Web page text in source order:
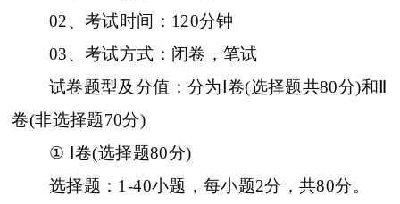
02、考试时间：120分钟
03、考试方式：闭卷，笔试
试卷题型及分值：分为Ⅰ卷(选择题共80分)和Ⅱ
卷(非选择题70分)
① Ⅰ卷(选择题80分)
选择题：1-40小题，每小题2分，共80分。